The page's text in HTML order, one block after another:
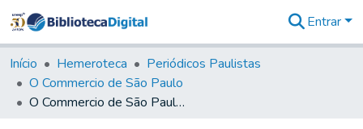
&
Coleções
Tudo na
Biblioteca
Entrar
Início Hemeroteca
Periódicos Paulistas
O Commercio de São Paulo
O Commercio de São Paulo, 1900, Ano VIII, n. 2400